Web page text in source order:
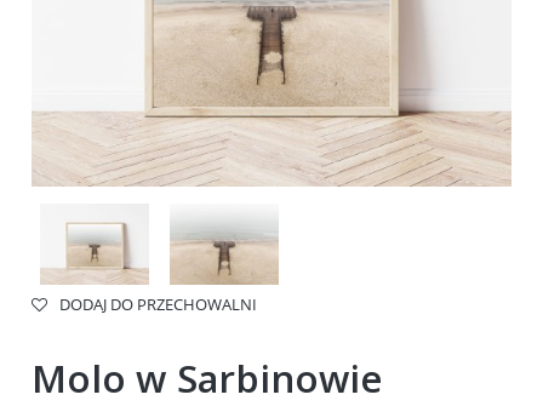
DODAJ DO PRZECHOWALNI
Molo w Sarbinowie